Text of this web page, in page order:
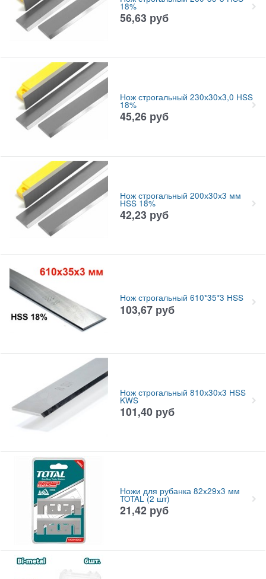
18%
56,63 руб
Нож строгальный 230х30х3,0 HSS
18%
45,26 руб
Нож строгальный 200х30х3 мм
HSS 18%
42,23 руб
Нож строгальный 610*35*3 HSS
103,67 руб
Нож строгальный 810х30х3 HSS
KWS
101,40 руб
Ножи для рубанка 82x29x3 мм
TOTAL (2 шт)
21,42 руб